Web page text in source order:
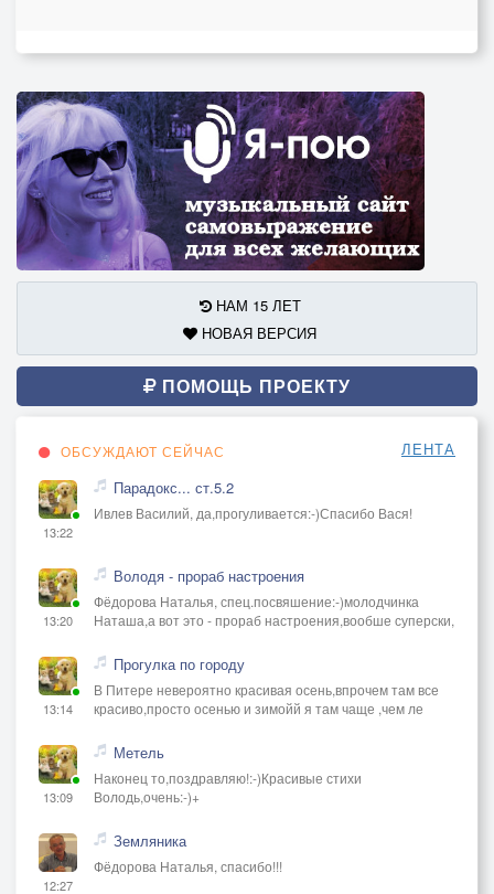
НАМ 15 ЛЕТ
НОВАЯ ВЕРСИЯ
ПОМОЩЬ ПРОЕКТУ
ОБСУЖДАЮТ СЕЙЧАС ЛЕНТА
13:22
Парадокс... ст.5.2
Ивлев Василий, да,прогуливается:-)Спасибо Вася!
13:20
Володя - прораб настроения
Фёдорова Наталья, спец.посвяшение:-)молодчинка
Наташа,а вот это - прораб настроения,вообше суперски,
13:14
Прогулка по городу
В Питере невероятно красивая осень,впрочем там все
красиво,просто осенью и зимойй я там чаще ,чем ле
13:09
Метель
Наконец то,поздравляю!:-)Красивые стихи
Володь,очень:-)+
12:27
Земляника
Фёдорова Наталья, спасибо!!!